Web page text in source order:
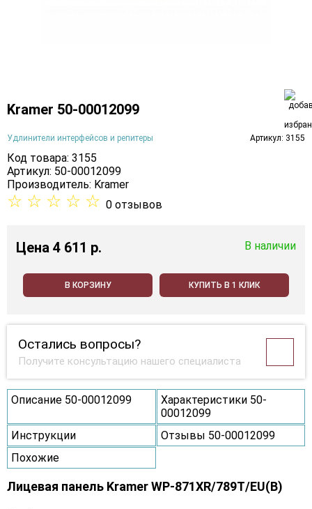
Kramer 50-00012099
Удлинители интерфейсов и репитеры Артикул: 3155
Код товара: 3155
Артикул: 50-00012099
Производитель: Kramer
☆ ☆ ☆ ☆ ☆ 0 отзывов
Цена 4 611 p. В наличии
В КОРЗИНУ КУПИТЬ В 1 КЛИК
Остались вопросы?
Получите консультацию нашего специалиста
Описание 50-00012099
Характеристики 50-
00012099
Инструкции
Отзывы 50-00012099
Похожие
Лицевая панель Kramer WP-871XR/789T/EU(B)